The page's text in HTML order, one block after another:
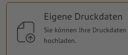
Eigene Druckdaten
Sie können Ihre
hochladen.